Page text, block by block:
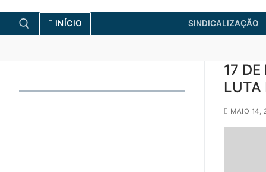
INÍCIO SINDICALIZAÇÃO
CGTP-IN
17
LUTA
MAIO 14,